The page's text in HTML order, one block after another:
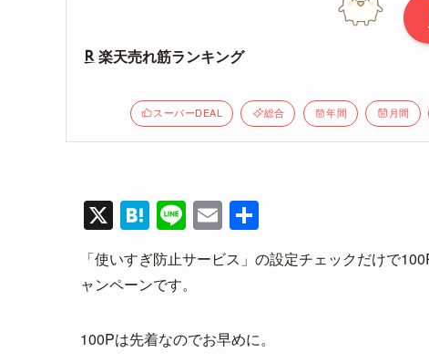
楽天売れ筋ランキング
スーパーDEAL 総合 年間 月間
X H
at
e
n
a
Li
n
e
E
m
ail
有
「使いすぎ防止サービス」の設定チェックだけで
ャンペーンです。
100Pは先着なのでお早めに。